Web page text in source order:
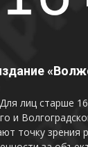
Для лиц старше
и
точку зрения